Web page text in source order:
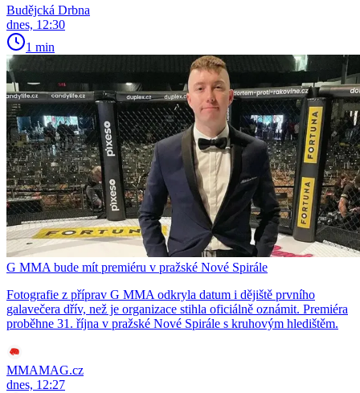
Budějcká Drbna
dnes, 12:30
1 min
G MMA bude mít premiéru v pražské Nové Spirále
Fotografie z příprav G MMA odkryla datum i dějiště prvního
galavečera dřív, než je organizace stihla oficiálně oznámit. Premiéra
proběhne 31. října v pražské Nové Spirále s kruhovým hledištěm.
MMAMAG.cz
dnes, 12:27